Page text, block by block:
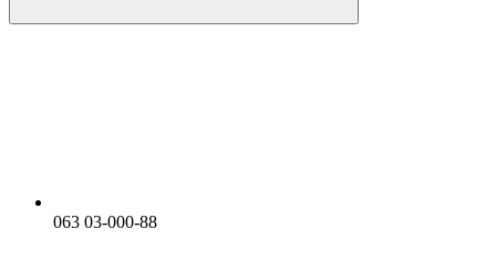
063 03-000-88